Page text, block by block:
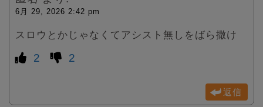
6月 29, 2026 2:42 pm
スロウとかじゃなくてアシスト無しをばら撒け
2 2
返信